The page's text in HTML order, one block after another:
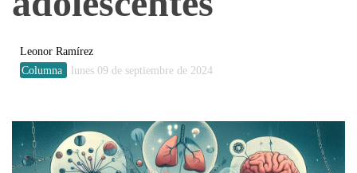
Leonor Ramírez
Columna
lunes 09 de septiembre de 2024